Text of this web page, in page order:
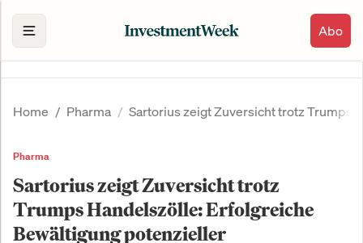
Abo
Home Pharma Sartorius zeigt Zuversicht trotz Trumps
Pharma
Sartorius zeigt Zuversicht trotz
Trumps Handelszölle: Erfolgreiche
Bewältigung potenzieller